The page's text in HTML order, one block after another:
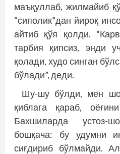
маъқуллаб, жилмайиб
“сиполик”дан йироқ
айтиб қўя қолди.
тарбия қипсиз, энди
қолади, худо синган
бўлади”, деди.
Шу-шу бўлди, мен
қиблага қараб,
Бахшиларда устоз-
бошқача: бу удумни
сиғдириб бўлмайди.